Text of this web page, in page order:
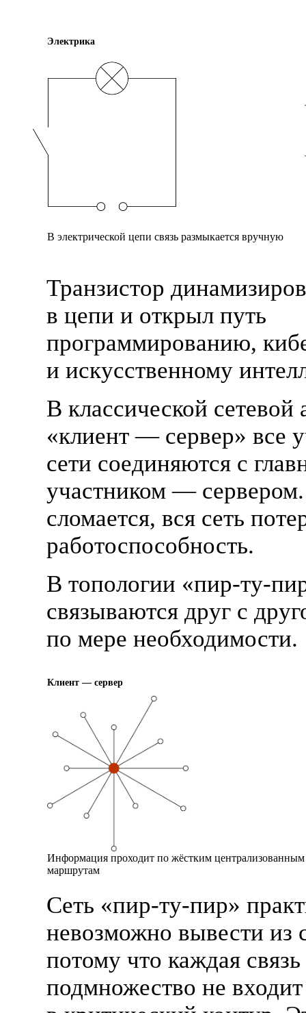
Электрика
В электрической цепи связь размыкается вручную
Транзистор
в цепи и открыл путь
программированию,
и искусственному
В классической сетевой
«клиент — сервер» все
сети соединяются с
участником —
сломается, вся сеть
работоспособность.
В топологии «пир-ту-
связываются друг с
по мере необходимости.
Клиент — сервер
Информация проходит по жёстким централизованным
маршрутам
Сеть «пир-ту-пир»
невозможно вывести из
потому что каждая
подмножество не входит